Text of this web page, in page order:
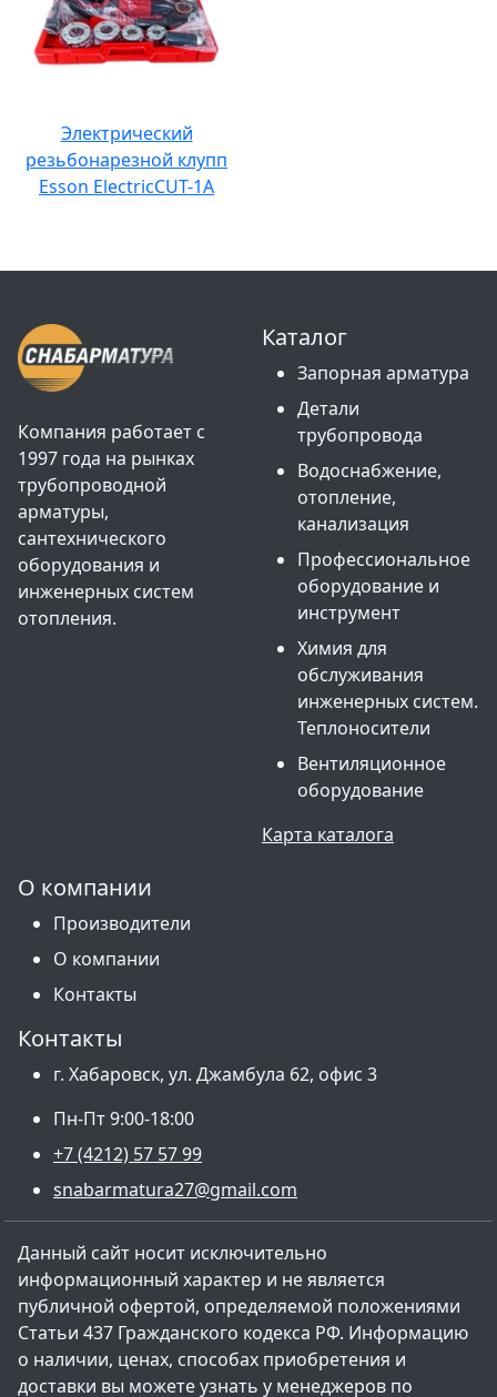
Электрический
резьбонарезной клупп
Esson ElectricCUT-1A
Компания работает с
1997 года на рынках
трубопроводной
арматуры,
сантехнического
оборудования и
инженерных систем
отопления.
Каталог
Запорная арматура
Детали
трубопровода
Водоснабжение,
отопление,
канализация
Профессиональное
оборудование и
инструмент
Химия для
обслуживания
инженерных систем.
Теплоносители
Вентиляционное
оборудование
Карта каталога
О компании
Производители
О компании
Контакты
Контакты
г. Хабаровск, ул. Джамбула 62, офис 3
Пн-Пт 9:00-18:00
+7 (4212) 57 57 99
snabarmatura27@gmail.com
Данный сайт носит исключительно
информационный характер и не является
публичной офертой, определяемой положениями
Статьи 437 Гражданского кодекса РФ. Информацию
о наличии, ценах, способах приобретения и
доставки вы можете узнать у менеджеров по